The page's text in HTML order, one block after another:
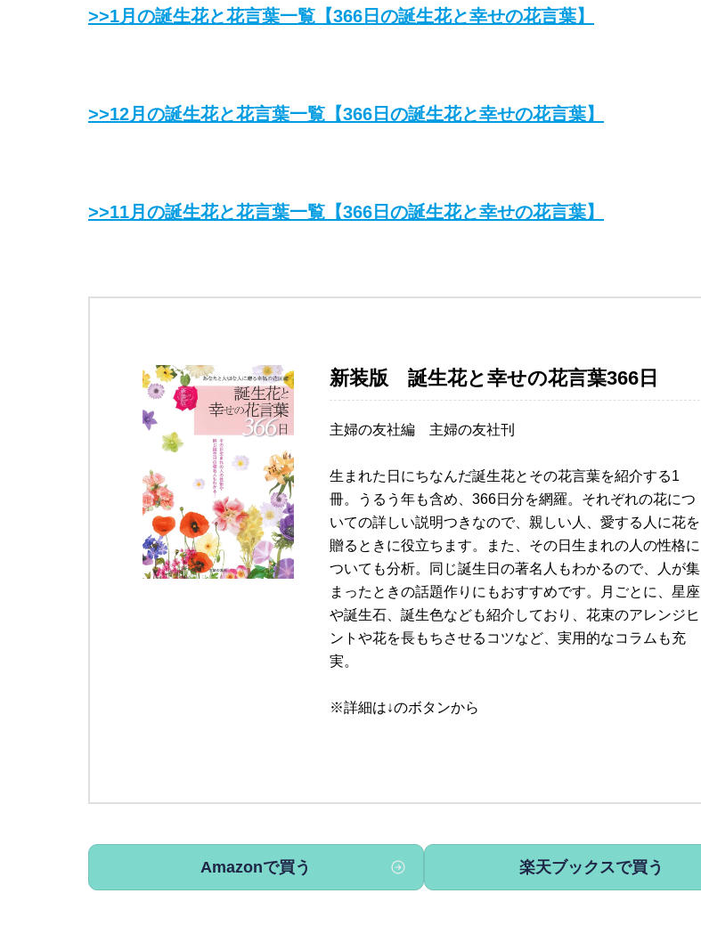
>>1月の誕生花と花言葉一覧【366日の誕生花と幸せの花言葉】
>>12月の誕生花と花言葉一覧【366日の誕生花と幸せの花言葉】
>>11月の誕生花と花言葉一覧【366日の誕生花と幸せの花言葉】
新装版 誕生花と幸せの花言葉366日
主婦の友社編 主婦の友社刊
生まれた日にちなんだ誕生花とその花言葉を紹介する1
冊。うるう年も含め、366日分を網羅。それぞれの花につ
いての詳しい説明つきなので、親しい人、愛する人に花を
贈るときに役立ちます。また、その日生まれの人の性格に
ついても分析。同じ誕生日の著名人もわかるので、人が集
まったときの話題作りにもおすすめです。月ごとに、星座
や誕生石、誕生色なども紹介しており、花束のアレンジヒ
ントや花を長もちさせるコツなど、実用的なコラムも充
実。
※詳細は↓のボタンから
Amazonで買う 楽天ブックスで買う